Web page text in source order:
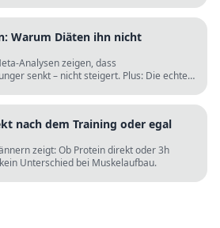
Warum Diäten ihn nicht
Analysen zeigen, dass
senkt – nicht steigert. Plus: Die echten
nach dem Training oder egal
zeigt: Ob Protein direkt oder 3h
Unterschied bei Muskelaufbau.